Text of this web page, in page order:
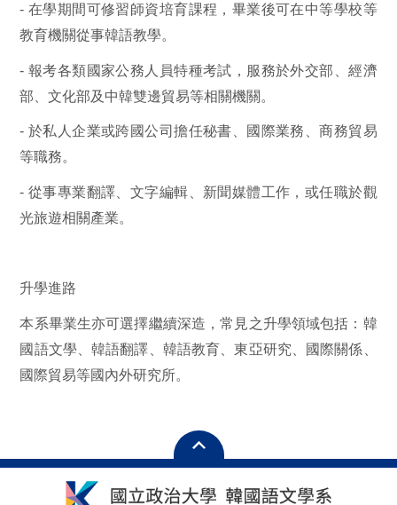
- 在學期間可修習師資培育課程，畢業後可在中等學校等
教育機關從事韓語教學。
- 報考各類國家公務人員特種考試，服務於外交部、經濟
部、文化部及中韓雙邊貿易等相關機關。
- 於私人企業或跨國公司擔任秘書、國際業務、商務貿易
等職務。
- 從事專業翻譯、文字編輯、新聞媒體工作，或任職於觀
光旅遊相關產業。
升學進路
本系畢業生亦可選擇繼續深造，常見之升學領域包括： 韓
國語文學、韓語翻譯、韓語教育、東亞研究、國際關係、
國際貿易等國內外研究所。